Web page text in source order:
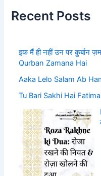
Recent Posts
इक मैं ही नहीं उन पर क़ुर्बान
Qurban Zamana Hai
Aaka Lelo Salam Ab
Tu Bari Sakhi Hai